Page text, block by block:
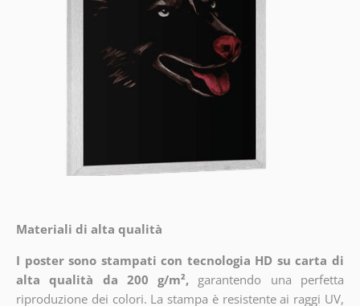
Materiali di alta qualità
I poster sono stampati con tecnologia HD su carta di
alta qualità da 200 g/m², garantendo una perfetta
riproduzione dei colori. La stampa è resistente ai raggi UV,